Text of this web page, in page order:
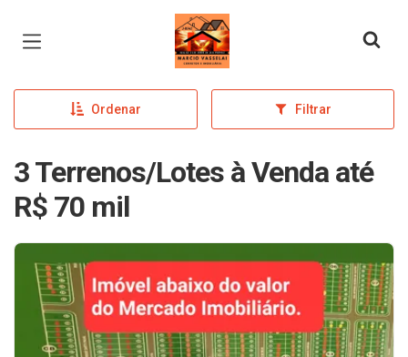
Página inicial
Ordenar Filtrar
3 Terrenos/Lotes à Venda até
R$ 70 mil